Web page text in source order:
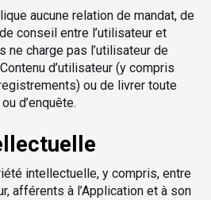
aucune relation de mandat, de
conseil entre l’utilisateur et
ne charge pas l’utilisateur de
d’utilisateur (y compris
ou de livrer toute
d’enquête.
intellectuelle, y compris, entre
afférents à l’Application et à son